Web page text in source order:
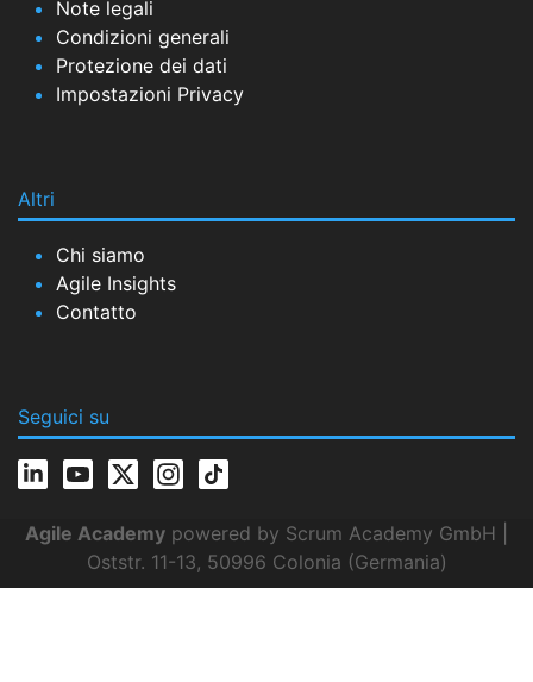
Note legali
Condizioni generali
Protezione dei dati
Impostazioni Privacy
Altri
Chi siamo
Agile Insights
Contatto
Seguici su
Agile Academy powered by Scrum Academy GmbH |
Oststr. 11-13, 50996 Colonia (Germania)